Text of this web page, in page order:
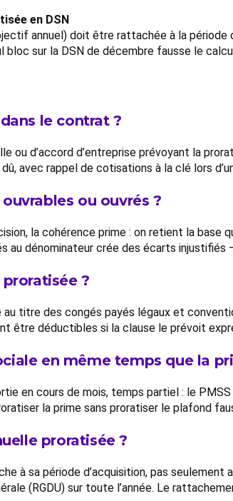
en DSN
annuel) doit être rattachée à la
sur la DSN de décembre fausse le
le contrat ?
ou d’accord d’entreprise prévoyant la
avec rappel de cotisations à la clé lors
ou ouvrés ?
la cohérence prime : on retient la base
au dénominateur crée des écarts injustifiés
?
titre des congés payés légaux et
être déductibles si la clause le prévoit
en même temps que la
en cours de mois, temps partiel : le
la prime sans proratiser le plafond
proratisée ?
à sa période d’acquisition, pas seulement
(RGDU) sur toute l’année. Le